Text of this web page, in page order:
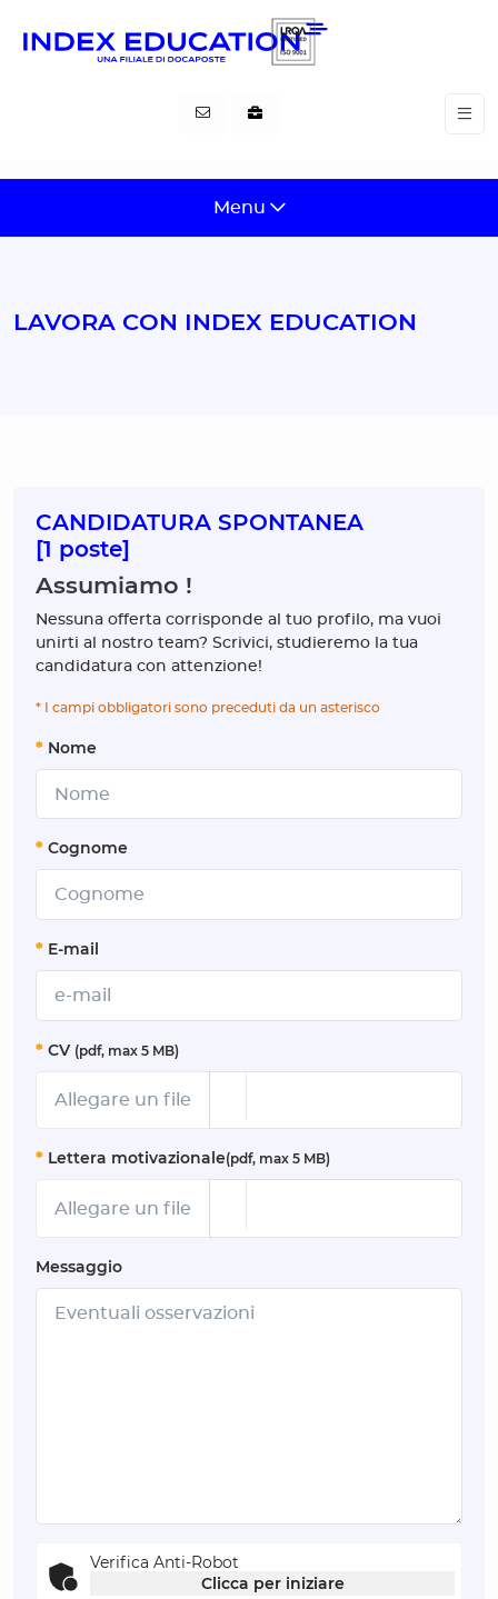
Menu
LAVORA CON INDEX EDUCATION
CANDIDATURA SPONTANEA
[1 poste]
Assumiamo !
Nessuna offerta corrisponde al tuo profilo, ma vuoi
unirti al nostro team? Scrivici, studieremo la tua
candidatura con attenzione!
* I campi obbligatori sono preceduti da un asterisco
* Nome
* Cognome
* E-mail
* CV (pdf, max 5 MB)
Allegare un file
* Lettera motivazionale(pdf, max 5 MB)
Allegare un file
Messaggio
Verifica Anti-Robot
Clicca per iniziare